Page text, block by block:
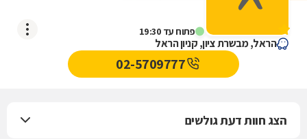
פתוח עד 19:30
בייג'ינג
הראל, מבשרת ציון, קניון הראל
02-5709777
הצג חוות דעת גולשים